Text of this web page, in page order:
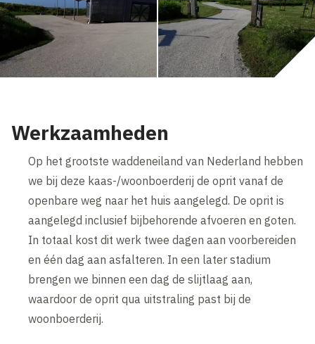
Werkzaamheden
Op het grootste waddeneiland van Nederland hebben
we bij deze kaas-/woonboerderij de oprit vanaf de
openbare weg naar het huis aangelegd. De oprit is
aangelegd inclusief bijbehorende afvoeren en goten.
In totaal kost dit werk twee dagen aan voorbereiden
en één dag aan asfalteren. In een later stadium
brengen we binnen een dag de slijtlaag aan,
waardoor de oprit qua uitstraling past bij de
woonboerderij.